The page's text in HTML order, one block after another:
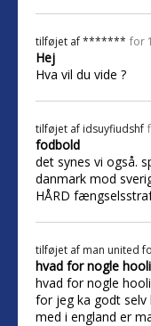
tilføjet af******* for
Hej
Hva vil du vide ?
tilføjet af idsuyfiudshf
fodbold
det synes vi også.
danmark mod
HÅRD
tilføjet af man united
hvad for nogle
hvad for nogle
for jeg ka godt
med i england er